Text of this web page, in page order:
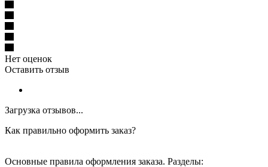
Нет оценок
Оставить отзыв
Загрузка отзывов...
Как правильно оформить заказ?
Основные правила оформления заказа. Разделы: